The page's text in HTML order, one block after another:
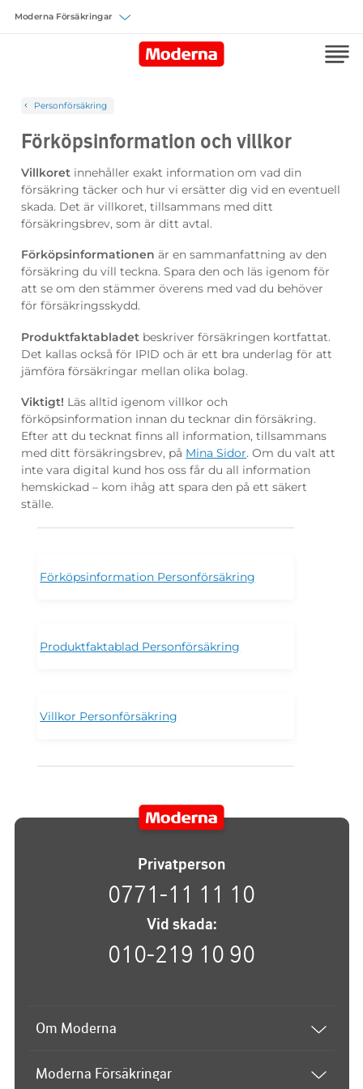
Personförsäkring
Förköpsinformation och villkor
Villkoret innehåller exakt information om vad din
försäkring täcker och hur vi ersätter dig vid en eventuell
skada. Det är villkoret, tillsammans med ditt
försäkringsbrev, som är ditt avtal.
Förköpsinformationen är en sammanfattning av den
försäkring du vill teckna. Spara den och läs igenom för
att se om den stämmer överens med vad du behöver
för försäkringsskydd.
Produktfaktabladet beskriver försäkringen kortfattat.
Det kallas också för IPID och är ett bra underlag för att
jämföra försäkringar mellan olika bolag.
Viktigt! Läs alltid igenom villkor och
förköpsinformation innan du tecknar din försäkring.
Efter att du tecknat finns all information, tillsammans
med ditt försäkringsbrev, på Mina Sidor. Om du valt att
inte vara digital kund hos oss får du all information
hemskickad – kom ihåg att spara den på ett säkert
ställe.
Förköpsinformation Personförsäkring
Produktfaktablad Personförsäkring
Villkor Personförsäkring
Privatperson
0771-11 11 10
Vid skada:
010-219 10 90
Om Moderna
Moderna Försäkringar